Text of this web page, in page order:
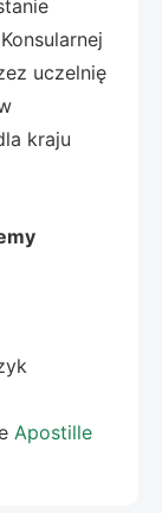
uczelnię
kraju
Apostille